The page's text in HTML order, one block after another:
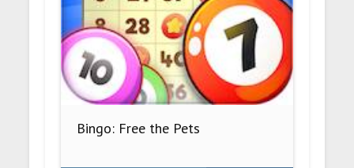
Bingo: Free the Pets